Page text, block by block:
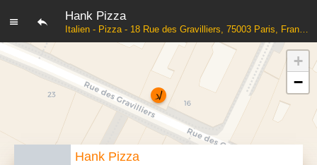
Hank Pizza
Italien - Pizza - 18 Rue des Gravilliers, 75003 Paris, France
Hank Pizza
+
−